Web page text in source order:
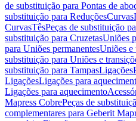
de substituição para Pontas de
substituição para ReduçõesCurvas
CurvasTêsPeças de substituição
substituição para CruzetasUniões
para Uniões permanentesUniões e
substituição para Uniões e
substituição para TampasLigações
LigaçõesLigações para
Ligações para aquecimento
Mapress CobrePeças de
complementares para Geberit